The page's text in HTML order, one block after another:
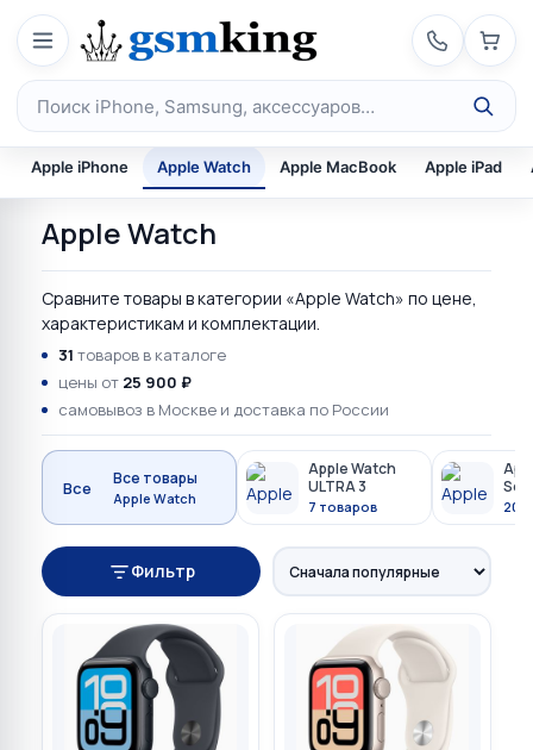
Перейти к содержимому
Поиск по каталогу
Apple iPhone Apple Watch Apple MacBook Apple iPad
Apple Watch
Сравните товары в категории «Apple Watch» по цене,
характеристикам и комплектации.
31 товаров в каталоге
цены от 25 900 ₽
самовывоз в Москве и доставка по России
Все Все товары
Apple Watch
Apple Watch
ULTRA 3
7 товаров 20
Фильтр